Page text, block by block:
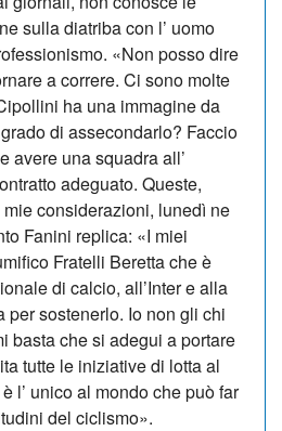
sulla diatriba con l’ uomo
«Non posso dire
a correre. Ci sono molte
ha una immagine da
di assecondarlo? Faccio
avere una squadra all’
adeguato. Queste,
considerazioni, lunedì ne
Fanini replica: «I miei
Fratelli Beretta che è
di calcio, all’Inter e alla
per sostenerlo. Io non gli chi
basta che si adegui a portare
tutte le iniziative di lotta al
l’ unico al mondo che può far
del ciclismo».